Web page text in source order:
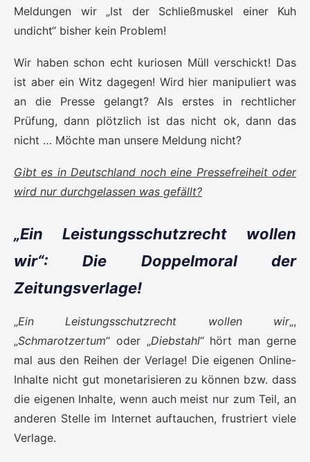
Meldungen wir „Ist der Schließmuskel einer Kuh
undicht“ bisher kein Problem!
Wir haben schon echt kuriosen Müll verschickt! Das
ist aber ein Witz dagegen! Wird hier manipuliert was
an die Presse gelangt? Als erstes in rechtlicher
Prüfung, dann plötzlich ist das nicht ok, dann das
nicht … Möchte man unsere Meldung nicht?
Gibt es in Deutschland noch eine Pressefreiheit oder
wird nur durchgelassen was gefällt?
„Ein Leistungsschutzrecht wollen
wir“: Die Doppelmoral der
Zeitungsverlage!
„Ein Leistungsschutzrecht wollen wir„,
„Schmarotzertum“ oder „Diebstahl“ hört man gerne
mal aus den Reihen der Verlage! Die eigenen Online-
Inhalte nicht gut monetarisieren zu können bzw. dass
die eigenen Inhalte, wenn auch meist nur zum Teil, an
anderen Stelle im Internet auftauchen, frustriert viele
Verlage.